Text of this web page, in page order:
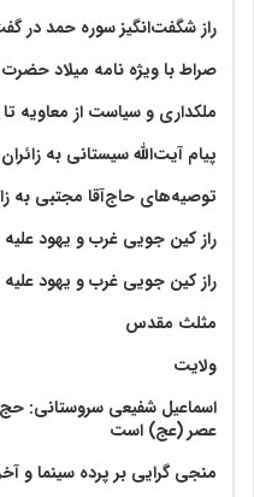
راز شگفت‌انگیز سوره حمد در
صراط با ویژه نامه میلاد
ملکداری و سیاست از معاویه تا
پیام آیت‌الله سیستانی به
توصیه‌های حاج‌آقا مجتبی به
راز کین جویی غرب و یهود علیه
راز کین جویی غرب و یهود علیه
مثلث مقدس
ولايت‏
اسماعیل شفیعی سروستانی:
عصر (عج) است
منجی گرایی بر پرده سینما و